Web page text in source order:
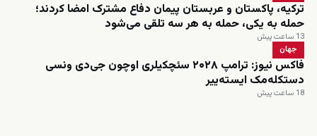
ترکیه، پاکستان و عربستان پیمان دفاع مشترک امضا کردند؛
حمله به یکی، حمله به هر سه تلقی می‌شود
13 ساعت پیش
جهان
فاکس نیوز: ترامپ ۲۰۲۸ سئچکیلری اوچون جی‌دی ونسی
دستکله‌مک ایسته‌ییر
18 ساعت پیش